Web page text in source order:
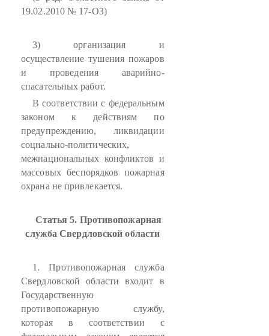
19.02.2010 № 17-ОЗ)
3) организация и
осуществление тушения пожаров
и проведения аварийно-
спасательных работ.
В соответствии с федеральным
законом к действиям по
предупреждению, ликвидации
социально-политических,
межнациональных конфликтов и
массовых беспорядков пожарная
охрана не привлекается.
Статья 5. Противопожарная
служба Свердловской области
1. Противопожарная служба
Свердловской области входит в
Государственную
противопожарную службу,
которая в соответствии с